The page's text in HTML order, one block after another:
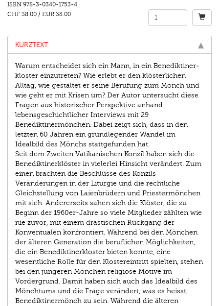
ISBN 978-3-0340-1753-4
CHF 38.00 / EUR 38.00
KURZTEXT
Warum entscheidet sich ein Mann, in ein Benediktiner­
kloster einzutreten? Wie erlebt er den klösterlichen
Alltag, wie gestaltet er seine Berufung zum Mönch und
wie geht er mit Krisen um? Der Autor untersucht diese
Fragen aus historischer Perspektive anhand
lebensgeschichtlicher Interviews mit 29
Benediktinermönchen. Dabei zeigt sich, dass in den
letzten 60 Jahren ein grundlegender Wandel im
Idealbild des Mönchs stattgefunden hat.
Seit dem Zweiten Vatikanischen Konzil haben sich die
Benediktinerklöster in vielerlei Hinsicht verändert. Zum
einen brachten die Beschlüsse des Konzils
Veränderungen in der ­Liturgie und die rechtliche
Gleichstellung von Laienbrüdern und Priestermönchen
mit sich. Andererseits sahen sich die Klöster, die zu
Beginn der 1960er-Jahre so viele Mitglieder zählten wie
nie zuvor, mit einem drastischen Rückgang der
Konventualen konfrontiert. Während bei den Mönchen
der älteren Generation die beruflichen Möglichkeiten,
die ein ­Benediktinerkloster bieten konnte, eine
wesentliche Rolle für den Klostereintritt spielten, stehen
bei den jüngeren Mönchen religiöse Motive im
Vordergrund. Damit haben sich auch das Idealbild des
Mönchtums und die Frage verändert, was es heisst,
Benediktinermönch zu sein. Während die älteren